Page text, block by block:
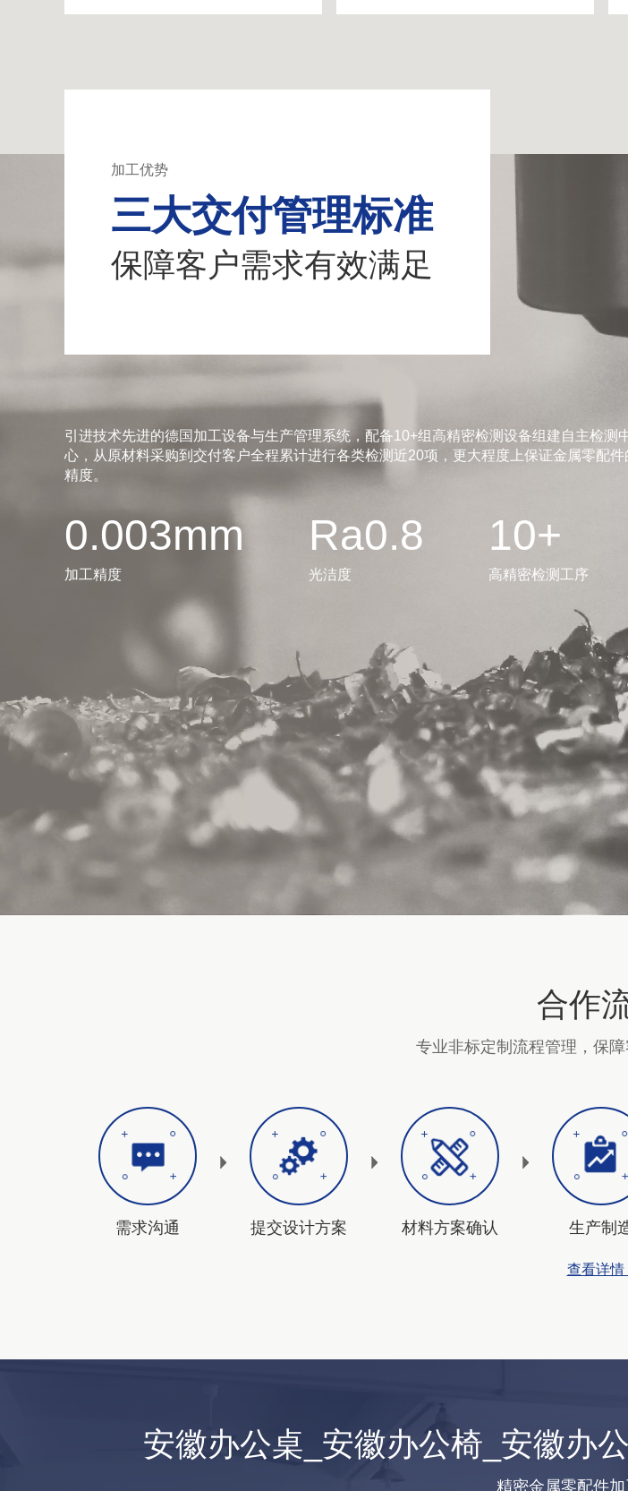
加工优势
三大交付管理标准
保障客户需求有效满足
引进技术先进的德国加工设备与生产管理系统，配备10+组高精密检测设备组建自主检测
心，从原材料采购到交付客户全程累计进行各类检测近20项，更大程度上保证金属零配件
精度。
0.003mm
加工精度
Ra0.8
光洁度
10+
高精密检测工序
合作
专业非标定制流程管理，保
需求沟通 提交设计方案 材料方案确认 生产制
查看详情
安徽办公桌_安徽办公椅_安徽办
精密金属零配件